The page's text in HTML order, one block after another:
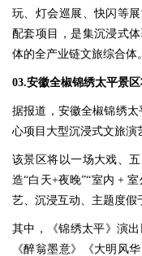
玩、灯会巡展、快闪等
配套项目，是集沉浸式
体的全产业链文旅综合体。
03.安徽全椒锦绣太平景
据报道，安徽全椒锦绣
心项目大型沉浸式文旅演
该景区将以一场大戏、
造“白天+夜晚”“室内 +
艺、沉浸互动、主题度假
其中，《锦绣太平》演出
《醉翁墨意》《大明风